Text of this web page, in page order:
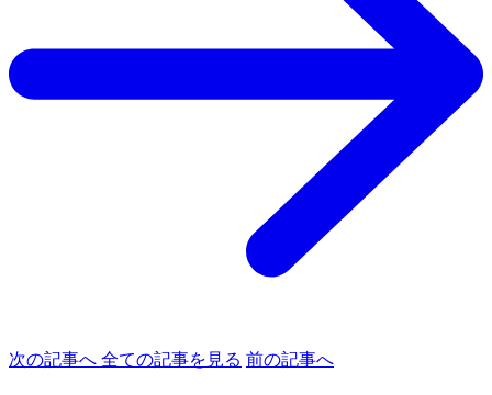
次の記事へ 全ての記事を見る 前の記事へ